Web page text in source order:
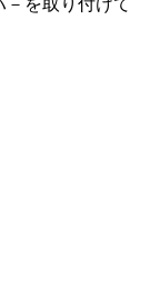
を取り付けて